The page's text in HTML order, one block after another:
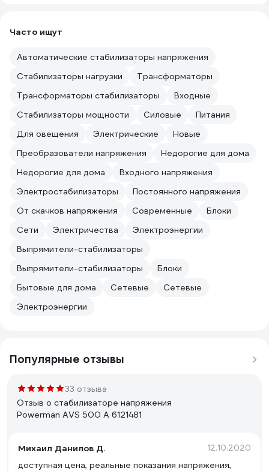
Часто ищут
Автоматические стабилизаторы напряжения
Стабилизаторы нагрузки
Трансформаторы
Трансформаторы стабилизаторы
Входные
Стабилизаторы мощности
Силовые
Питания
Для овещения
Электрические
Новые
Преобразователи напряжения
Недорогие для дома
Недорогие для дома
Входного напряжения
Электростабилизаторы
Постоянного напряжения
От скачков напряжения
Современные
Блоки
Сети
Электричества
Электроэнергии
Выпрямители-стабилизаторы
Выпрямители-стабилизаторы
Блоки
Бытовые для дома
Сетевые
Сетевые
Электроэнергии
Популярные отзывы
33 отзыва
Отзыв о стабилизаторе напряжения
Powerman AVS 500 A 6121481
Михаил Данилов Д. 12.10.2020
доступная цена, реальные показания напряжения,